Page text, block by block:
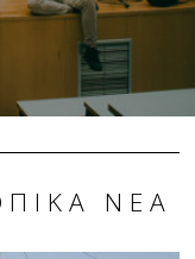
ΝΈΑ